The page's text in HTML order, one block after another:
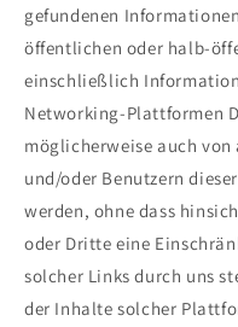
gefundenen
öffentlichen oder halb-
einschließlich
Networking-Plattformen
möglicherweise auch von
und/oder Benutzern
werden, ohne dass
oder Dritte eine
solcher Links durch uns
der Inhalte solcher